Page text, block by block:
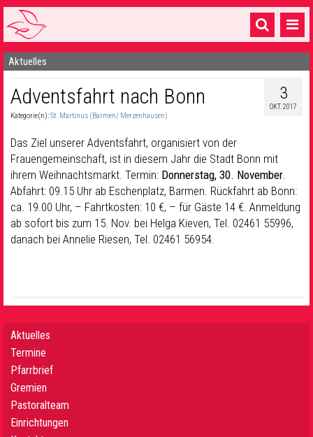
Startseite
1 Pfarrei
16 Gemeinden & mehr
Gottesdienste & Sinnsuche
Sakramente & Feste
Gemeinschaft & Soziales
Musik& Kultur
Aktuelles
3
OKT. 2017
Adventsfahrt nach Bonn
Kategorie(n):St. Martinus (Barmen/ Merzenhausen)
Das Ziel unserer Adventsfahrt, organisiert von der
Frauengemeinschaft, ist in diesem Jahr die Stadt Bonn mit
ihrem Weihnachtsmarkt. Termin: Donnerstag, 30. November.
Abfahrt: 09.15 Uhr ab Eschenplatz, Barmen. Rückfahrt ab Bonn:
ca. 19.00 Uhr, – Fahrtkosten: 10 €, – für Gäste 14 €. Anmeldung
ab sofort bis zum 15. Nov. bei Helga Kieven, Tel. 02461 55996,
danach bei Annelie Riesen, Tel. 02461 56954.
Aktuelles
Termine
Pfarrbrief
Gremien
Pastoralteam
Einrichtungen